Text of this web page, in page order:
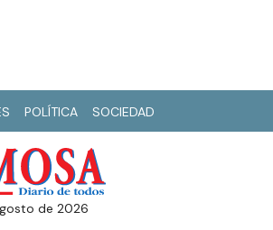
POLÍTICA SOCIEDAD
de 2026